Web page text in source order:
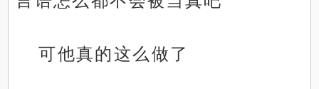
可他真的这么做了